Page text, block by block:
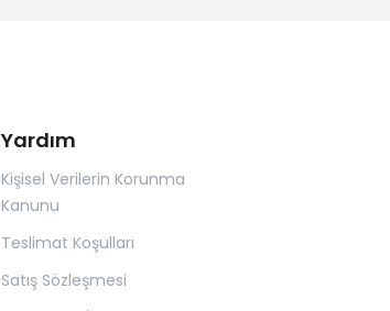
Yardım
Kişisel Verilerin Korunma
Kanunu
Teslimat Koşulları
Satış Sözleşmesi